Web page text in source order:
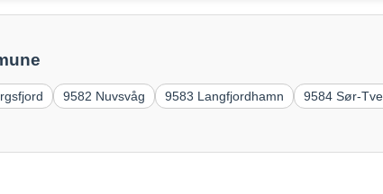
9582 Nuvsvåg 9583 Langfjordhamn 9584 Sør-